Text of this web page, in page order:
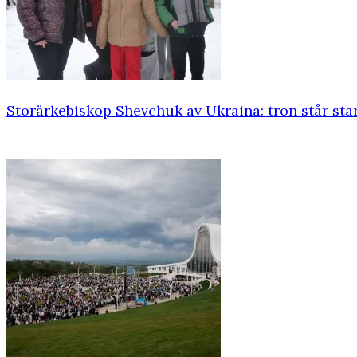
Storärkebiskop Shevchuk av Ukraina: tron står